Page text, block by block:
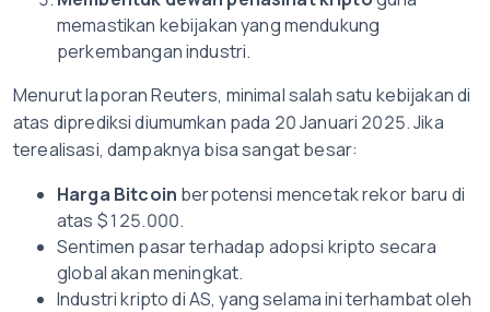
memastikan kebijakan yang mendukung
perkembangan industri.
Menurut laporan Reuters, minimal salah satu kebijakan di
atas diprediksi diumumkan pada 20 Januari 2025. Jika
terealisasi, dampaknya bisa sangat besar:
Harga Bitcoin berpotensi mencetak rekor baru di
atas $125.000.
Sentimen pasar terhadap adopsi kripto secara
global akan meningkat.
Industri kripto di AS, yang selama ini terhambat oleh